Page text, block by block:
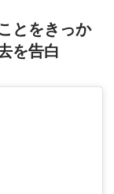
とをきっか
を告白